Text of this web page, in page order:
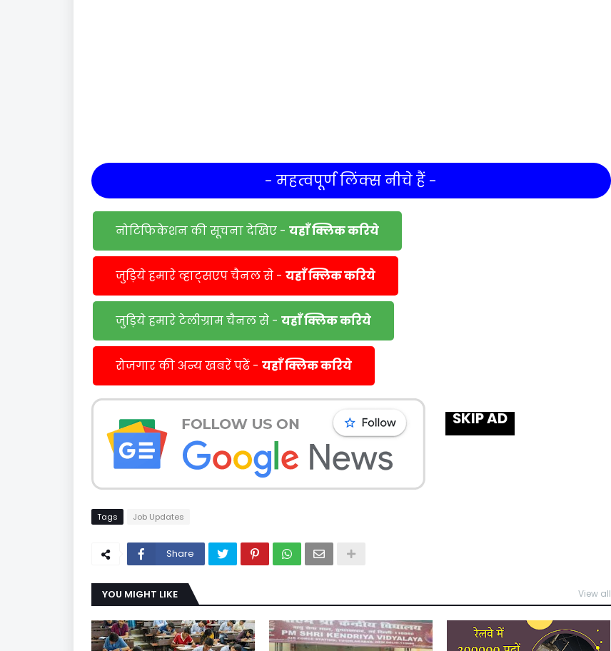
- महत्वपूर्ण लिंक्स नीचे हैं -
नोटिफिकेशन की सूचना देखिए - यहाँ क्लिक करिये
जुड़िये हमारे व्हाट्सएप चैनल से - यहाँ क्लिक करिये
जुड़िये हमारे टेलीग्राम चैनल से - यहाँ क्लिक करिये
रोजगार की अन्य खबरें पढें - यहाँ क्लिक करिये
Tags Job Updates
Share
YOU MIGHT LIKE View all
SKIP AD